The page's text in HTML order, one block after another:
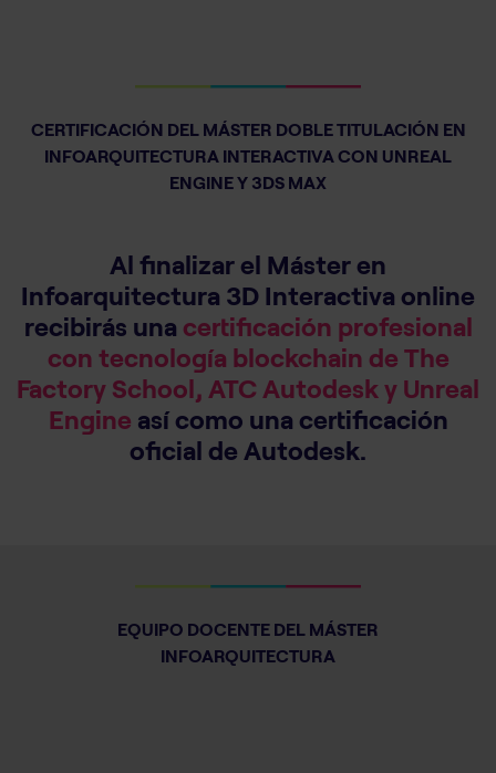
CERTIFICACIÓN DEL MÁSTER DOBLE TITULACIÓN EN
INFOARQUITECTURA INTERACTIVA CON UNREAL
ENGINE Y 3DS MAX
Al finalizar el Máster en
Infoarquitectura 3D Interactiva online
recibirás una certificación profesional
con tecnología blockchain de The
Factory School, ATC Autodesk y Unreal
Engine así como una certificación
oficial de Autodesk.
EQUIPO DOCENTE DEL MÁSTER
INFOARQUITECTURA